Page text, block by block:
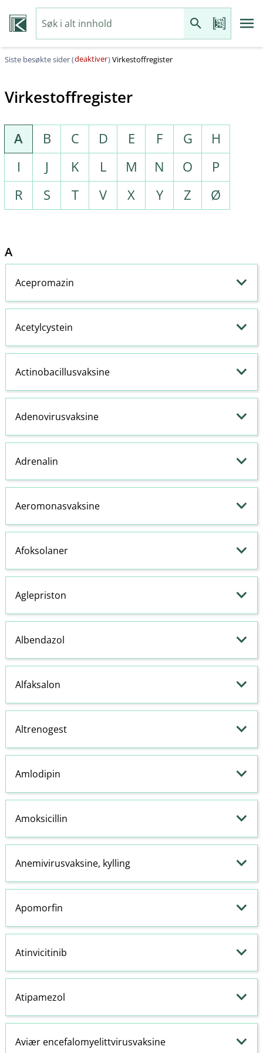
Siste besøkte sider (deaktiver)Virkestoffregister
Virkestoffregister
A B C D E F G
H
I
J K L M N O
P
R
S T V X Y Z Ø
A
Acepromazin
Acetylcystein
Actinobacillusvaksine
Adenovirusvaksine
Adrenalin
Aeromonasvaksine
Afoksolaner
Aglepriston
Albendazol
Alfaksalon
Altrenogest
Amlodipin
Amoksicillin
Anemivirusvaksine, kylling
Apomorfin
Atinvicitinib
Atipamezol
Aviær encefalomyelittvirusvaksine